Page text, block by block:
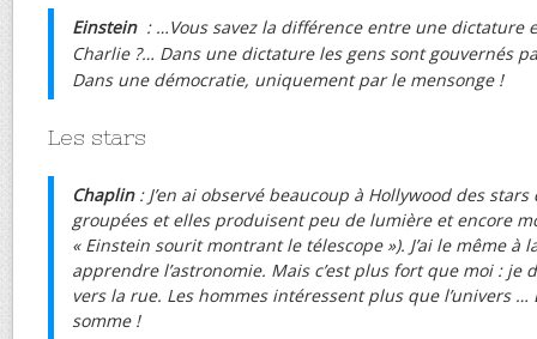
Einstein: …Vous savez la différence entre une dictature
Charlie ?… Dans une dictature les gens sont gouvernés
Dans une démocratie, uniquement par le mensonge !
Les stars
Chaplin: J’en ai observé beaucoup à Hollywood des
groupées et elles produisent peu de lumière et encore
« Einstein sourit montrant le télescope »). J’ai le même à
apprendre l’astronomie. Mais c’est plus fort que moi : je
vers la rue. Les hommes intéressent plus que l’univers …
somme !